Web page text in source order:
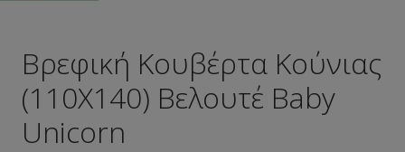
Βρεφική Κουβέρτα Κούνιας
(110Χ140) Βελουτέ Baby
Unicorn